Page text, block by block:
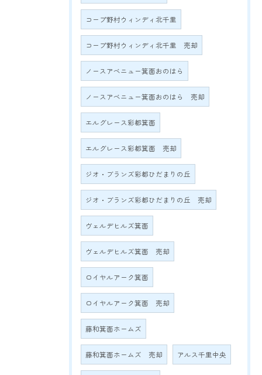
コープ野村ウィンディ北千里
コープ野村ウィンディ北千里 売却
ノースアベニュー箕面おのはら
ノースアベニュー箕面おのはら 売却
エルグレース彩都箕面
エルグレース彩都箕面 売却
ジオ・ブランズ彩都ひだまりの丘
ジオ・ブランズ彩都ひだまりの丘 売却
ヴェルデヒルズ箕面
ヴェルデヒルズ箕面 売却
ロイヤルアーク箕面
ロイヤルアーク箕面 売却
藤和箕面ホームズ
藤和箕面ホームズ 売却 アルス千里中央